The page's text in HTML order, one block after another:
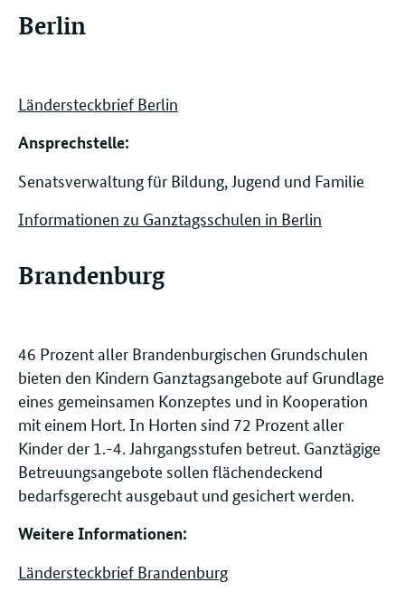
Berlin
Ländersteckbrief Berlin
Ansprechstelle: ​​​​
Senatsverwaltung für Bildung, Jugend und Familie
Informationen zu Ganztagsschulen in Berlin
Brandenburg
46 Prozent aller Brandenburgischen Grundschulen
bieten den Kindern Ganztagsangebote auf Grundlage
eines gemeinsamen Konzeptes und in Kooperation
mit einem Hort. In Horten sind 72 Prozent aller
Kinder der 1.-4. Jahrgangsstufen betreut. Ganztägige
Betreuungsangebote sollen flächendeckend
bedarfsgerecht ausgebaut und gesichert werden.
Weitere Informationen:
Ländersteckbrief Brandenburg